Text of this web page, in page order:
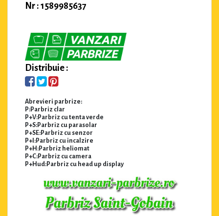
Nr : 1589985637
Distribuie :
Abrevieri parbrize:
P:Parbriz clar
P+V:Parbriz cu tenta verde
P+S:Parbriz cu parasolar
P+SE:Parbriz cu senzor
P+I:Parbriz cu incalzire
P+H:Parbriz heliomat
P+C:Parbriz cu camera
P+Hud:Parbriz cu head up display